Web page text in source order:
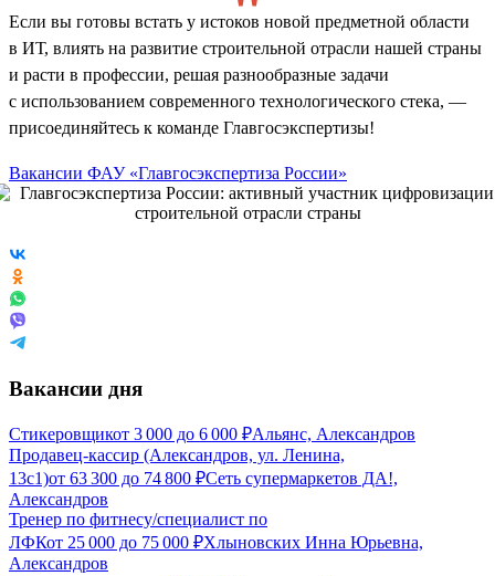
Если вы готовы встать у истоков новой предметной области
в ИТ, влиять на развитие строительной отрасли нашей страны
и расти в профессии, решая разнообразные задачи
с использованием современного технологического стека, —
присоединяйтесь к команде Главгосэкспертизы!
Вакансии ФАУ «Главгосэкспертиза России»
Вакансии дня
Стикеровщикот 3 000 до 6 000 ₽Альянс, Александров
Продавец-кассир (Александров, ул. Ленина,
13с1)от 63 300 до 74 800 ₽Сеть супермаркетов ДА!,
Александров
Тренер по фитнесу/специалист по
ЛФКот 25 000 до 75 000 ₽Хлыновских Инна Юрьевна,
Александров